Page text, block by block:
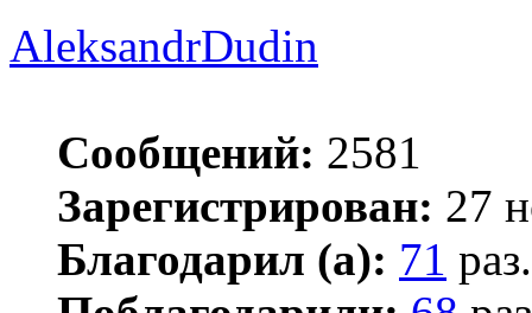
AleksandrDudin
Сообщений: 2581
Зарегистрирован: 27
Благодарил (а): 71 раз.